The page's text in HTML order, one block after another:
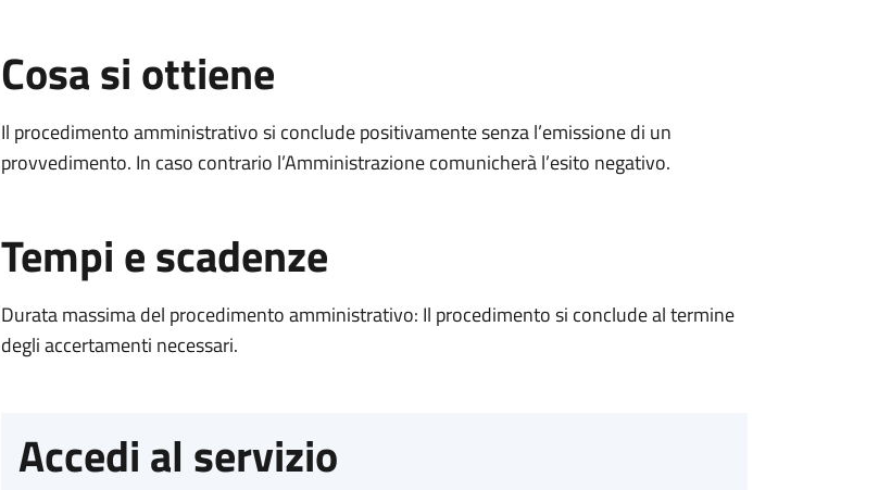
Cosa si ottiene
Il procedimento amministrativo si conclude positivamente senza l’emissione di un
provvedimento. In caso contrario l’Amministrazione comunicherà l’esito negativo.
Tempi e scadenze
Durata massima del procedimento amministrativo: Il procedimento si conclude al termine
degli accertamenti necessari.
Accedi al servizio